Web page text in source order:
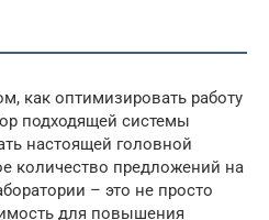
как оптимизировать работу
подходящей системы
настоящей головной
количество предложений на
– это не просто
для повышения